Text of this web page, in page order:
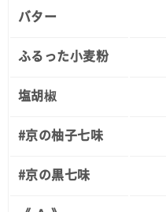
バター
ふるった小麦粉
塩胡椒
#京の柚子七味
#京の黒七味